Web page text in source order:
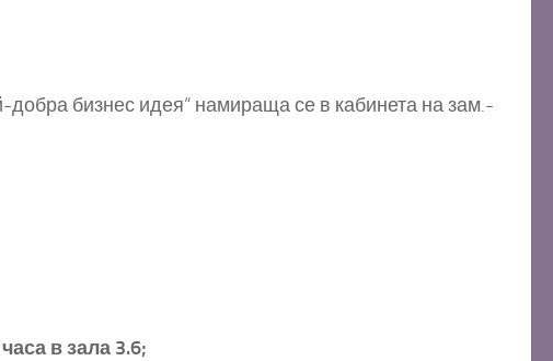
бизнес идея“ намираща се в кабинета на зам.-
в зала 3.6;